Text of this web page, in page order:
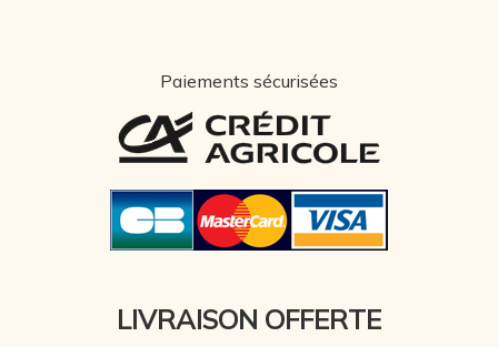
Paiements sécurisées
LIVRAISON OFFERTE